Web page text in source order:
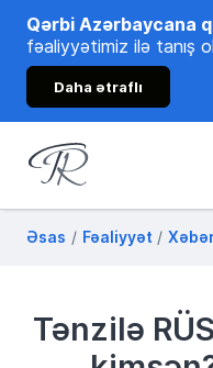
Qərbi Azərbaycana
fəaliyyətimiz ilə tanış
Daha ətraflı
Tənzilə Rüstəmxanlı
Əsas Fəaliyyət
Tənzilə